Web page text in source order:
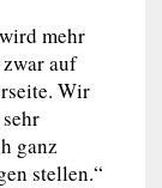
mehr
auf
Wir
ganz
stellen.“